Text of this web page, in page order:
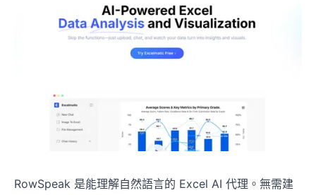
RowSpeak 是能理解自然語言的 Excel AI 代理。無需建